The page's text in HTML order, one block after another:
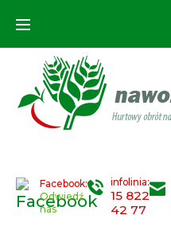
Facebook:
Odwiedź
nas
infolinia:
15 822
42 77